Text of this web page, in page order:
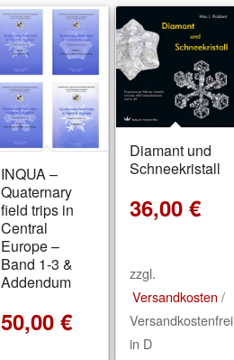
INQUA –
Quaternary
field trips in
Central
Europe –
Band 1-3 &
Addendum
50,00€
5.00
Diamant und
Schneekristall
36,00 €
zzgl.
Versandkosten /
Versandkostenfrei
in D